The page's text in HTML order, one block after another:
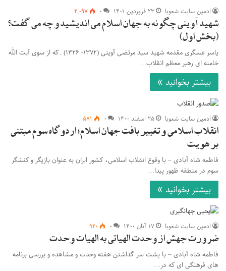
ادمین سایت شعوبا ۲۳ فروردین ۱۴۰۱ ۰ ۲,۰۹۷
شهید آوینی چگونه به جهان اسلام می اندیشید و چه می گفت؟
(بخش اول)
یاسر عسگری مقدمه شهید سید مرتضی آوینی (۱۳۷۲- ۱۳۲۶) ـ که از سوی آیت الله
خامنه ای رهبر معظم انقلاب…
بیشتر بخوانید »
ادمین سایت شعوبا ۲۵ اسفند ۱۴۰۰ ۰ ۵۸۱
انقلاب اسلامی و تغییر بافت جهان اسلام؛ اردوگاه سوم مبتنی
بر هویت
فاطمه شاه آبادی – با وقوع انقلاب اسلامی، کشور ایران به عنوان بازیگر و کنشگر
سوم در منطقه ظهور پیدا…
بیشتر بخوانید »
ادمین سایت شعوبا ۱۷ آبان ۱۴۰۰ ۰ ۹۲۰
ضرورت جهش از وحدت الهیاتی به الهیات وحدت
فاطمه شاه آبادی – با پشت سر گذاشتن هفته وحدت و مشاهده و بررسی برنامه
های فرهنگی ای که در…